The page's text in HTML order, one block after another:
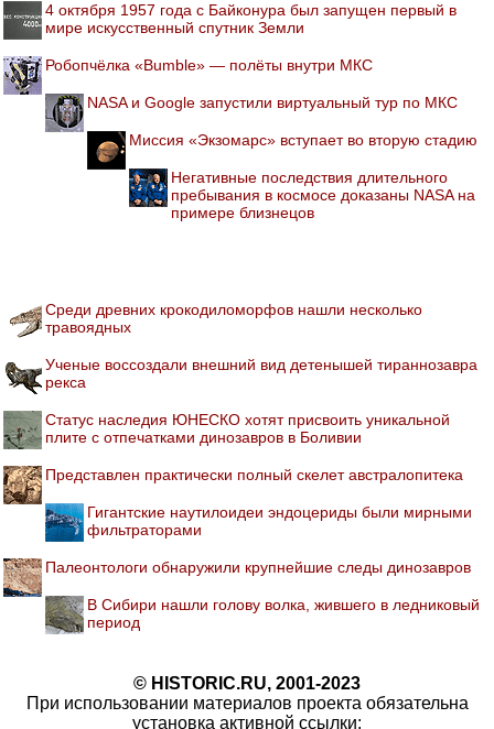
4 октября 1957 года с Байконура был запущен первый в
мире искусственный спутник Земли
Робопчёлка «Bumble» — полёты внутри МКС
NASA и Google запустили виртуальный тур по МКС
Миссия «Экзомарс» вступает во вторую стадию
Негативные последствия длительного
пребывания в космосе доказаны NASA на
примере близнецов
Среди древних крокодиломорфов нашли несколько
травоядных
Ученые воссоздали внешний вид детенышей тираннозавра
рекса
Статус наследия ЮНЕСКО хотят присвоить уникальной
плите с отпечатками динозавров в Боливии
Представлен практически полный скелет австралопитека
Гигантские наутилоидеи эндоцериды были мирными
фильтраторами
Палеонтологи обнаружили крупнейшие следы динозавров
В Сибири нашли голову волка, жившего в ледниковый
период
© HISTORIC.RU, 2001-2023
При использовании материалов проекта обязательна
установка активной ссылки: